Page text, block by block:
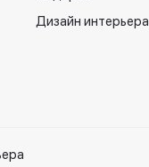
Дизайн интерьера